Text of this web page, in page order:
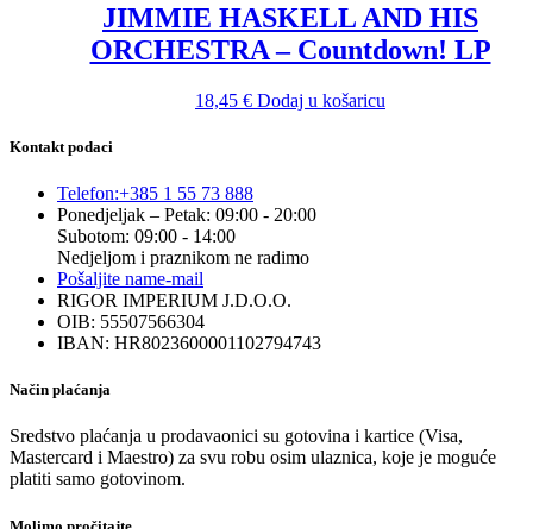
JIMMIE HASKELL AND HIS
ORCHESTRA – Countdown! LP
18,45 € Dodaj u košaricu
Kontakt podaci
Telefon:+385 1 55 73 888
Ponedjeljak – Petak: 09:00 - 20:00
Subotom: 09:00 - 14:00
Nedjeljom i praznikom ne radimo
Pošaljite name-mail
RIGOR IMPERIUM J.D.O.O.
OIB: 55507566304
IBAN: HR8023600001102794743
Način plaćanja
Sredstvo plaćanja u prodavaonici su gotovina i kartice (Visa,
Mastercard i Maestro) za svu robu osim ulaznica, koje je moguće
platiti samo gotovinom.